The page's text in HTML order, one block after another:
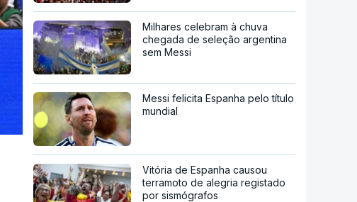
Milhares celebram à chuva
chegada de seleção argentina
sem Messi
Messi felicita Espanha pelo título
mundial
Vitória de Espanha causou
terramoto de alegria registado
por sismógrafos